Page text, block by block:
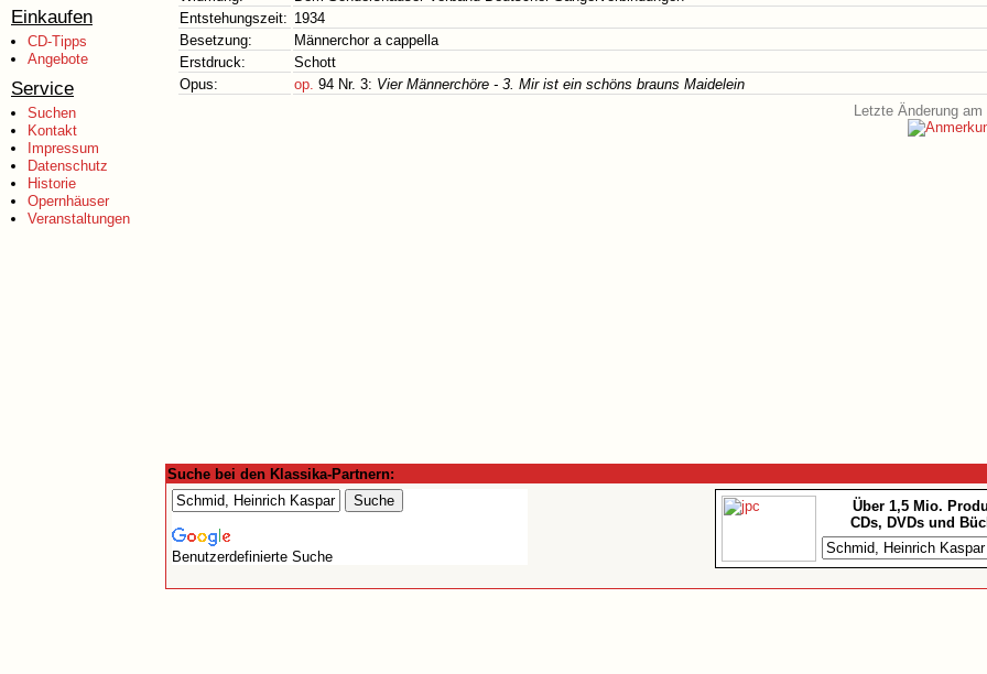
Einkaufen
CD-Tipps
Angebote
Service
Suchen
Kontakt
Impressum
Datenschutz
Historie
Opernhäuser
Veranstaltungen
Entstehungszeit: 1934
Besetzung:
Männerchor a cappella
Erstdruck:
Schott
Opus:
op. 94 Nr. 3: Vier Männerchöre - 3. Mir ist ein schöns brauns Maidelein
Letzte Änderung
Suche bei den Klassika-Partnern:
Benutzerdefinierte Suche
Über 1,5 Mio.
CDs, DVDs und